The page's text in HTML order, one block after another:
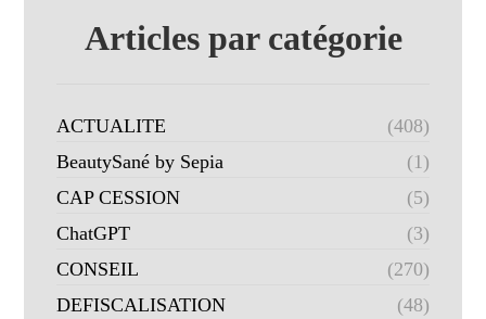
Articles par catégorie
ACTUALITE
(408)
BeautySané by Sepia
(1)
CAP CESSION
(5)
ChatGPT
(3)
CONSEIL
(270)
DEFISCALISATION
(48)